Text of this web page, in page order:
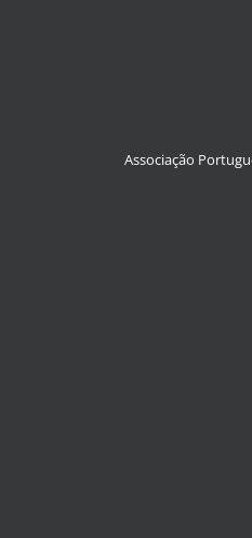
Associação